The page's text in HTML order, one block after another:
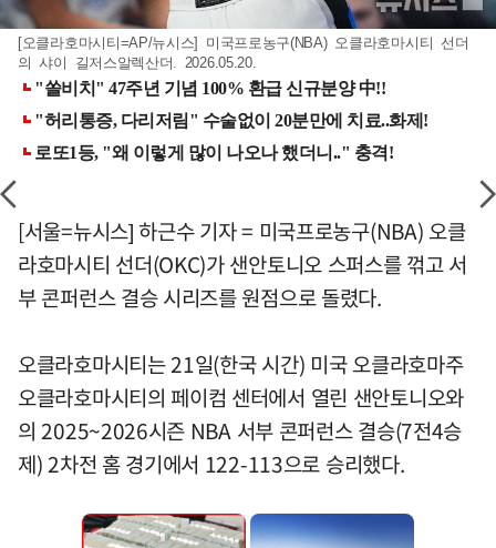
[오클라호마시티=AP/뉴시스] 미국프로농구(NBA) 오클라호마시티 선더
의 샤이 길저스알렉산더. 2026.05.20.
[서울=뉴시스] 하근수 기자 = 미국프로농구(NBA) 오클
라호마시티 선더(OKC)가 샌안토니오 스퍼스를 꺾고 서
부 콘퍼런스 결승 시리즈를 원점으로 돌렸다.
오클라호마시티는 21일(한국 시간) 미국 오클라호마주
오클라호마시티의 페이컴 센터에서 열린 샌안토니오와
의 2025~2026시즌 NBA 서부 콘퍼런스 결승(7전4승
제) 2차전 홈 경기에서 122-113으로 승리했다.